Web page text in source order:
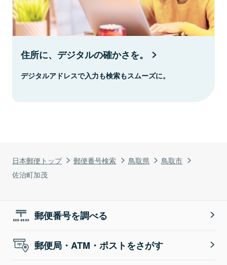
日本郵便トップ 郵便番号検索 鳥取県
鳥取市
佐治町加茂
住所に、デジタルの確かさを。
デジタルアドレスで入力も検索もスムーズに。
郵便番号を調べる
郵便局・ATM・ポストをさがす